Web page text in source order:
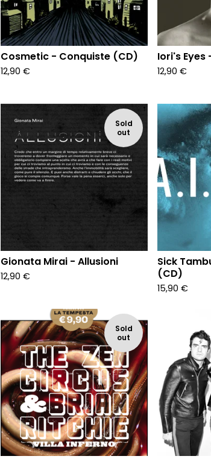
Cosmetic - Conquiste (CD)
12,90 €
Iori's Eyes
12,90 €
Sold
out
Gionata Mirai - Allusioni
12,90 €
Sick
(CD)
15,90 €
Sold
out